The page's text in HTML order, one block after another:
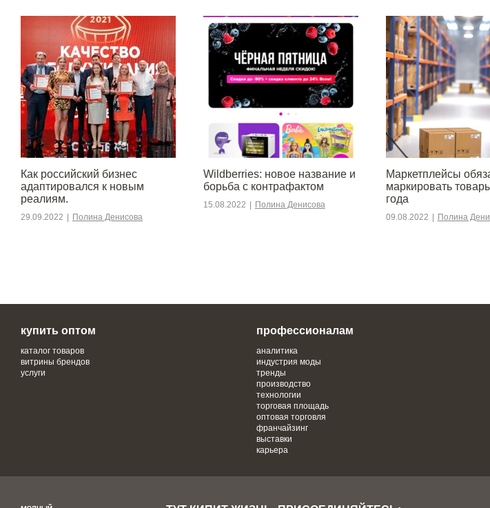
​​Как российский бизнес
адаптировался к новым
реалиям.
29.09.2022 Полина Денисова
Wildberries: новое название и
борьба с контрафактом
15.08.2022 Полина Денисова
Маркетплейсы
маркировать
года
09.08.2022 Полина
купить оптом
каталог товаров
витрины брендов
услуги
профессионалам
аналитика
индустрия моды
тренды
производство
технологии
торговая площадь
оптовая торговля
франчайзинг
выставки
карьера